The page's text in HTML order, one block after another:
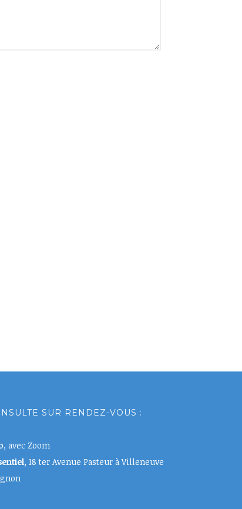
SUR RENDEZ-VOUS :
, avec Zoom
18 ter Avenue Pasteur à Villeneuve